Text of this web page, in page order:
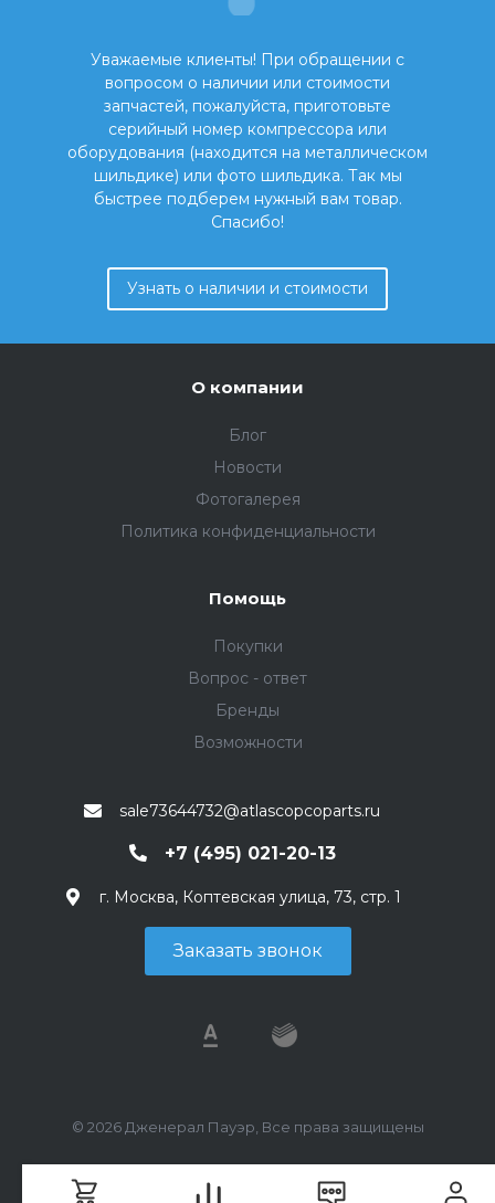
Уважаемые клиенты! При обращении с
вопросом о наличии или стоимости
запчастей, пожалуйста, приготовьте
серийный номер компрессора или
оборудования (находится на металлическом
шильдике) или фото шильдика. Так мы
быстрее подберем нужный вам товар.
Спасибо!
Узнать о наличии и стоимости
О компании
Блог
Новости
Фотогалерея
Политика конфиденциальности
Помощь
Покупки
Вопрос - ответ
Бренды
Возможности
sale73644732@atlascopcoparts.ru
+7 (495) 021-20-13
г. Москва, Коптевская улица, 73, стр. 1
Заказать звонок
© 2026 Дженерал Пауэр, Все права защищены